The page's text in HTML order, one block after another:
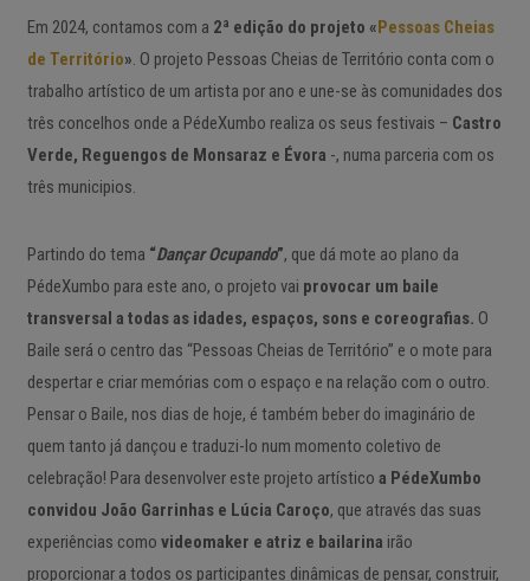
Em 2024, contamos com a 2ª edição do projeto «Pessoas Cheias
de Território». O projeto Pessoas Cheias de Território conta com o
trabalho artístico de um artista por ano e une-se às comunidades dos
três concelhos onde a PédeXumbo realiza os seus festivais – Castro
Verde, Reguengos de Monsaraz e Évora -, numa parceria com os
três municipios.
Partindo do tema “Dançar Ocupando”, que dá mote ao plano da
PédeXumbo para este ano, o projeto vai provocar um baile
transversal a todas as idades, espaços, sons e coreografias. O
Baile será o centro das “Pessoas Cheias de Território” e o mote para
despertar e criar memórias com o espaço e na relação com o outro.
Pensar o Baile, nos dias de hoje, é também beber do imaginário de
quem tanto já dançou e traduzi-lo num momento coletivo de
celebração! Para desenvolver este projeto artístico a PédeXumbo
convidou João Garrinhas e Lúcia Caroço, que através das suas
experiências como videomaker e atriz e bailarina irão
proporcionar a todos os participantes dinâmicas de pensar, construir,